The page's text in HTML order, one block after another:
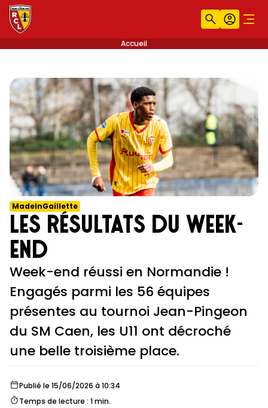
Recherche
Accueil
MadeInGaillette
Les résultats du week-
end
Week-end réussi en Normandie !
Engagés parmi les 56 équipes
présentes au tournoi Jean-Pingeon
du SM Caen, les U11 ont décroché
une belle troisième place.
Publié le 15/06/2026 à 10:34
Temps de lecture : 1 min.